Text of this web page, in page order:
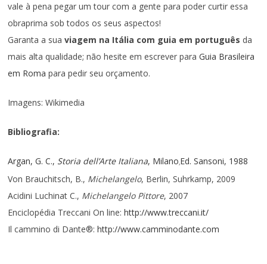
vale à pena pegar um tour com a gente para poder curtir essa
obraprima sob todos os seus aspectos!
Garanta a suaviagem na Itália com guia em português da
mais alta qualidade; não hesite em escrever paraGuia Brasileira
em Roma para pedir seu orçamento.
Imagens: Wikimedia
Bibliografia:
Argan, G. C., Storia dell’Arte Italiana, Milano,Ed. Sansoni, 1988
Von Brauchitsch, B., Michelangelo, Berlin, Suhrkamp, 2009
Acidini Luchinat C., Michelangelo Pittore, 2007
Enciclopédia Treccani On line:http://www.treccani.it/
Il cammino di Dante®:http://www.camminodante.com